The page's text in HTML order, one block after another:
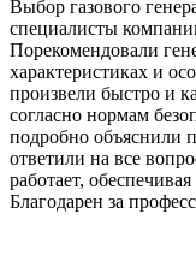
Выбор газового
специалисты
Порекомендовали
характеристиках и
произвели быстро и
согласно нормам
подробно объяснили
ответили на все
работает,
Благодарен за